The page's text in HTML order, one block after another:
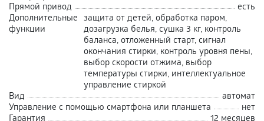
Прямой привод
есть
Дополнительные
функции
защита от детей, обработка паром,
дозагрузка белья, сушка 3 кг, контроль
баланса, отложенный старт, сигнал
окончания стирки, контроль уровня пены,
выбор скорости отжима, выбор
температуры стирки, интеллектуальное
управление стиркой
Вид
автомат
Управление с помощью смартфона или планшета
нет
Гарантия
12 месяцев